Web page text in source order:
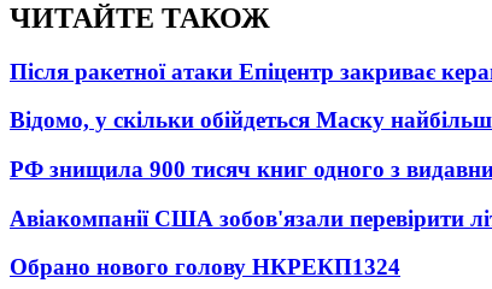
ЧИТАЙТЕ ТАКОЖ
Після ракетної атаки Епіцентр закриває
Відомо, у скільки обійдеться Маску
РФ знищила 900 тисяч книг одного з
Авіакомпанії США зобов'язали перевірити
Обрано нового голову НКРЕКП1324